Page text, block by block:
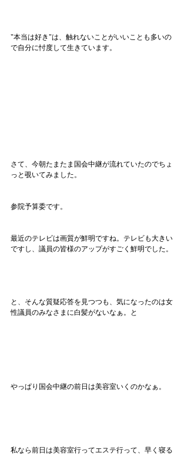
"本当は好き"は、触れないことがいいことも多いの
で自分に忖度して生きています。
さて、今朝たまたま国会中継が流れていたのでちょ
っと覗いてみました。
参院予算委です。
最近のテレビは画質が鮮明ですね。テレビも大きい
ですし、議員の皆様のアップがすごく鮮明でした。
と、そんな質疑応答を見つつも、気になったのは女
性議員のみなさまに白髪がないなぁ。と
やっぱり国会中継の前日は美容室いくのかなぁ。
私なら前日は美容室行ってエステ行って、早く寝る